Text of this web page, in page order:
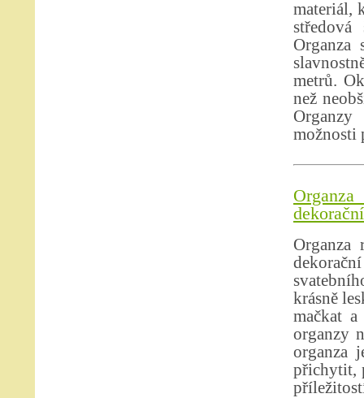
materiál,
Organza
metrů.
než
možnosti
krásně
mačkat
organzy
organza
přichytit,